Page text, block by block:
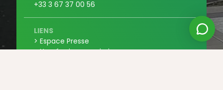
+33 3 67 37 00 56
LIENS
> Espace Presse
> Une équipe en mission